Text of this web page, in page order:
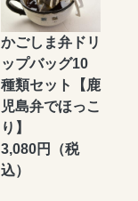
かごしま弁ドリ
ップバッグ10
種類セット【鹿
児島弁でほっこ
り】
3,080円（税
込）